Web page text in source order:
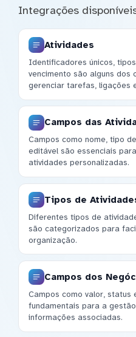
Integrações
Atividades
Identificadores únicos,
vencimento são alguns dos
gerenciar tarefas, ligações
Campos das
Campos como nome, tipo
editável são essenciais
atividades personalizadas.
Tipos de
Diferentes tipos de
são categorizados para
organização.
Campos dos
Campos como valor, status
fundamentais para a
informações associadas.